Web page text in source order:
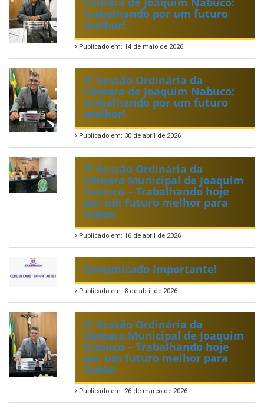
trabalhando por um futuro
melhor!
Publicado em: 14 de maio de 2026
9ª Sessão Ordinária da
Câmara de Joaquim Nabuco:
trabalhando por um futuro
melhor!
Publicado em: 30 de abril de 2026
7ª Sessão Ordinária da
Câmara Municipal de Joaquim
Nabuco – Trabalhando hoje
por um futuro melhor para
todos!
Publicado em: 16 de abril de 2026
Comunicado Importante!
Publicado em: 8 de abril de 2026
6ª Sessão Ordinária da
Câmara Municipal de Joaquim
Nabuco – Trabalhando hoje
por um futuro melhor para
todos!
Publicado em: 26 de março de 2026